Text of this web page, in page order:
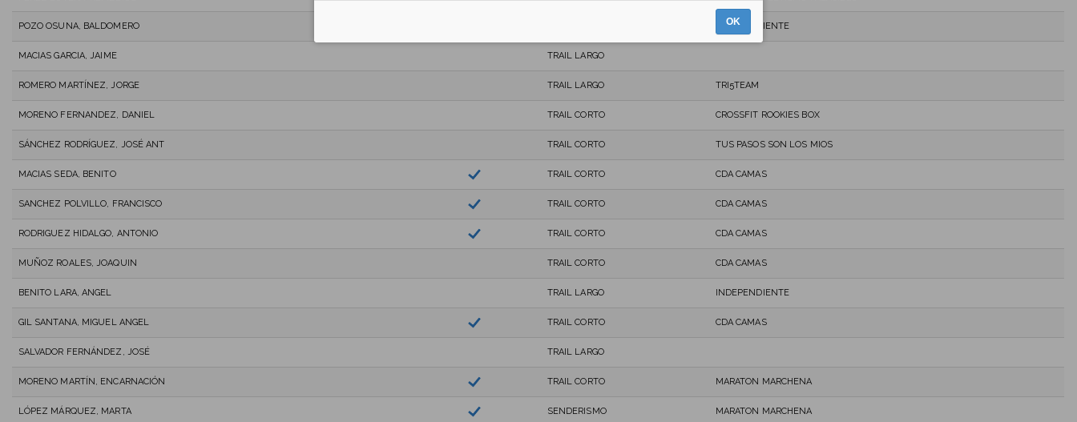
POZO OSUNA, BALDOMERO INDEPENDIENTE
MACIAS GARCIA, JAIME TRAIL LARGO
ROMERO MARTÍNEZ, JORGE TRAIL LARGO TRI5TEAM
MORENO FERNANDEZ, DANIEL TRAIL CORTO CROSSFIT ROOKIES BOX
SÁNCHEZ RODRÍGUEZ, JOSÉ ANT TRAIL CORTO TUS PASOS SON LOS MIOS
MACIAS SEDA, BENITO TRAIL CORTO CDA CAMAS
SANCHEZ POLVILLO, FRANCISCO TRAIL CORTO CDA CAMAS
RODRIGUEZ HIDALGO, ANTONIO TRAIL CORTO CDA CAMAS
MUÑOZ ROALES, JOAQUIN TRAIL CORTO CDA CAMAS
BENITO LARA, ANGEL TRAIL LARGO INDEPENDIENTE
GIL SANTANA, MIGUEL ANGEL TRAIL CORTO CDA CAMAS
SALVADOR FERNÁNDEZ, JOSÉ TRAIL LARGO
MORENO MARTÍN, ENCARNACIÓN TRAIL CORTO MARATON MARCHENA
LÓPEZ MÁRQUEZ, MARTA SENDERISMO MARATON MARCHENA
OK